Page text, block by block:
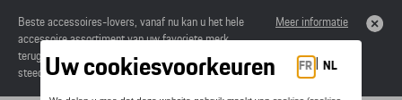
Beste accessoires-lovers, vanaf nu kan u het hele
accessoire assortiment van uw favoriete merk
terugvinden in de online catalogus. Deze kunnen
steeds besteld worden via uw dealer.
Meer informatie